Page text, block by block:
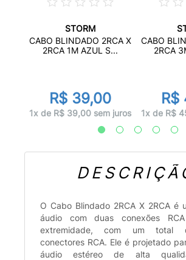
STORM
CABO BLINDADO 2RCA X
2RCA 1M AZUL S...
R$ 39,00
1x de R$ 39,00 sem juros
CABO
2RCA
R$
1x de R$
O Cabo Blindado 2RCA X 2RCA é
áudio com duas conexões
extremidade, com um total
conectores RCA. Ele é projetado
áudio estéreo de alta